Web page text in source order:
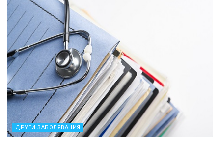
ДРУГИ ЗАБОЛЯВАНИЯ